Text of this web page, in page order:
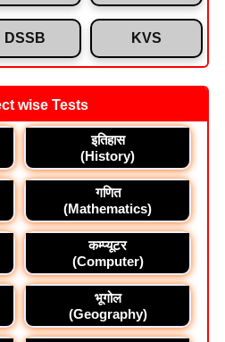
DSSB KVS
wise Tests
इतिहास
(History)
गणित
(Mathematics)
कम्प्यूटर
(Computer)
भूगोल
(Geography)